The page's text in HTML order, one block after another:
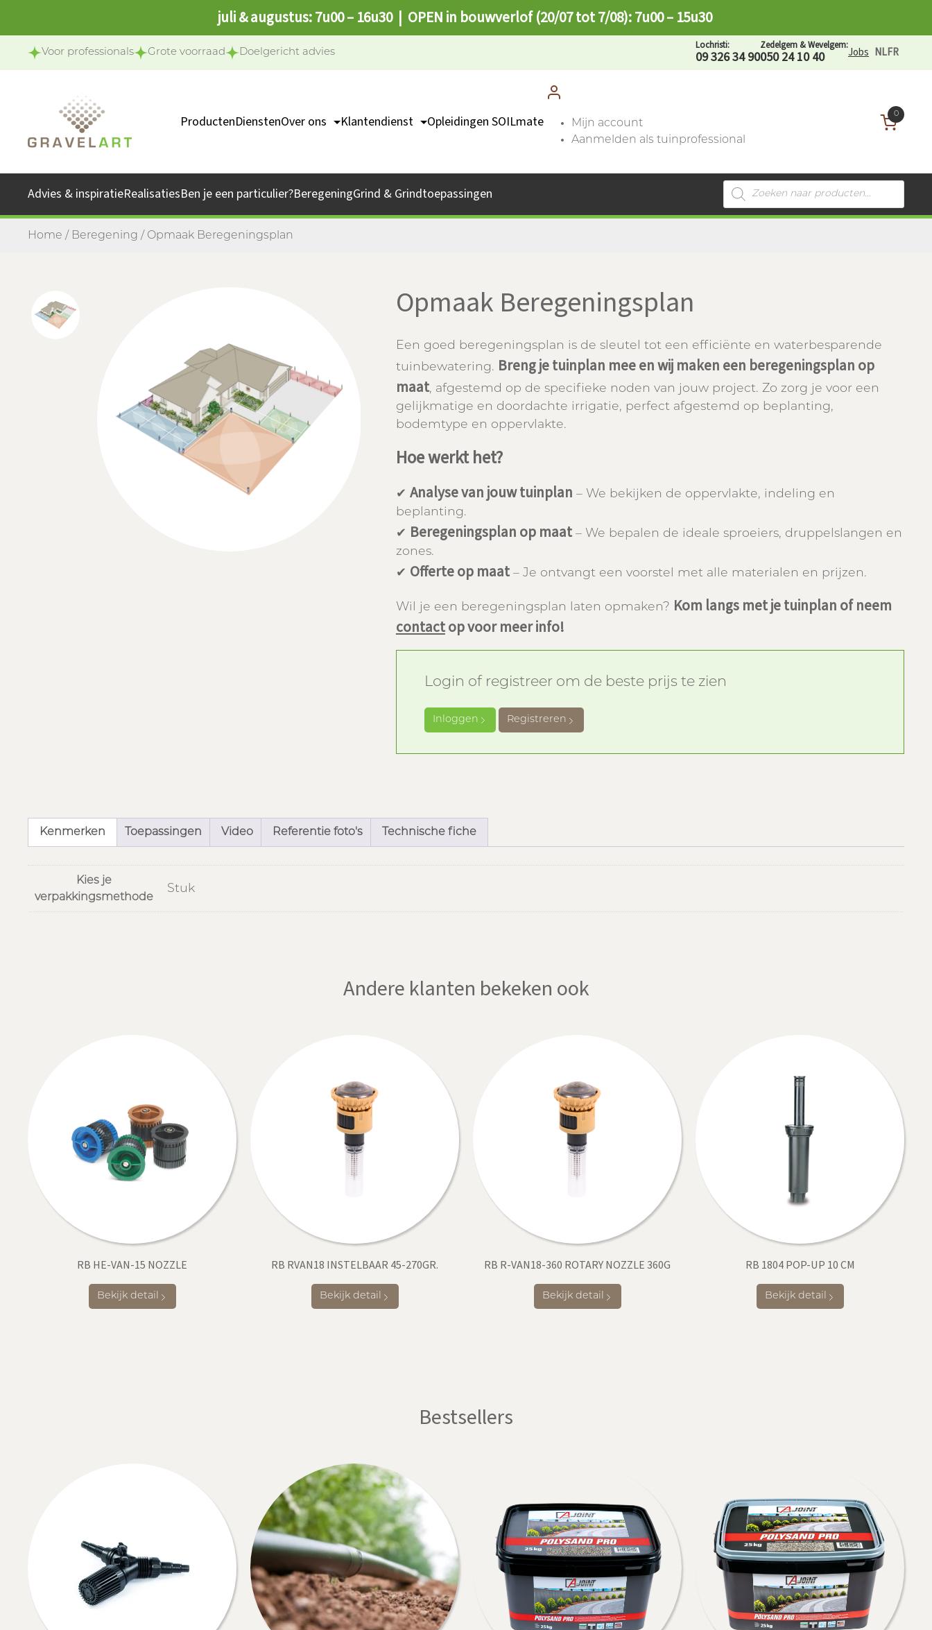
juli & augustus: 7u00 – 16u30 | OPEN in bouwverlof (20/07 tot 7/08): 7u00 – 15u30
Voor professionals Grote voorraad Doelgericht advies
Lochristi:
09 326 34 90
Zedelgem & Wevelgem:
050 24 10 40 Jobs NLFR
ProductenDienstenOver ons
Onze missie
Jobs
Klantendienst
Catalogus
Afhaalpunten
FAQ
Opleidingen SOILmate
Mijn account
Aanmelden als tuinprofessional
0
Advies & inspiratieRealisatiesBen je een particulier?BeregeningGrind & Grindtoepassingen
Producten
zoeken
Home / Beregening / Opmaak Beregeningsplan
Opmaak Beregeningsplan
Een goed beregeningsplan is de sleutel tot een efficiënte en waterbesparende
tuinbewatering. Breng je tuinplan mee en wij maken een beregeningsplan op
maat, afgestemd op de specifieke noden van jouw project. Zo zorg je voor een
gelijkmatige en doordachte irrigatie, perfect afgestemd op beplanting,
bodemtype en oppervlakte.
Hoe werkt het?
✔ Analyse van jouw tuinplan – We bekijken de oppervlakte, indeling en
beplanting.
✔ Beregeningsplan op maat– We bepalen de ideale sproeiers, druppelslangen en
zones.
✔ Offerte op maat– Je ontvangt een voorstel met alle materialen en prijzen.
Wil je een beregeningsplan laten opmaken? Kom langs met je tuinplan of neem
contactop voor meer info!
Login of registreer om de beste prijs te zien
Inloggen Registreren
Kenmerken Toepassingen Video Referentie foto's Technische fiche
Kies je
verpakkingsmethode
Stuk
Andere klanten bekeken ook
RB HE-VAN-15 NOZZLE
Bekijk detail
RB RVAN18 INSTELBAAR 45-270GR.
Bekijk detail
RB R-VAN18-360 ROTARY NOZZLE 360G
Bekijk detail
RB 1804 POP-UP 10 CM
Bekijk detail
Bestsellers